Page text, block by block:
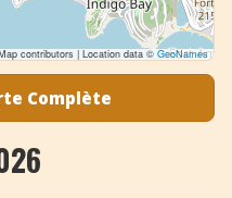
contributors | Location data ©GeoNames
Complète